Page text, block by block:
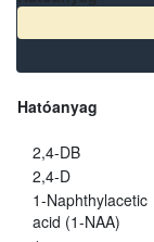
Hatóanyag
2,4-DB
2,4-D
1-Naphthylacetic
acid (1-NAA)